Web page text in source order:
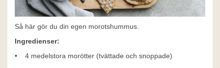
Så här gör du din egen morotshummus.
Ingredienser:
• 4 medelstora morötter (tvättade och snoppade)